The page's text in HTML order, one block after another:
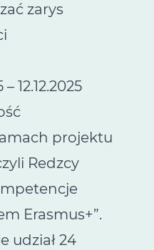
zarys
12.12.2025
projektu
Redzcy
Erasmus+”.
udział 24